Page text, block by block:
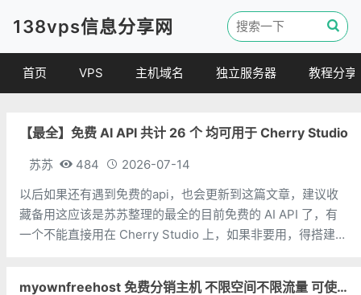
138vps信息分享网
首页 VPS
便宜VPS
VPS评测
主机域名
虚拟主机
独立服务器 教程分享
建站教程
其他教程
【最全】免费 AI API 共计 26 个 均可用于 Cherry Studio
苏苏 484
2026-07-14
以后如果还有遇到免费的api，也会更新到这篇文章，建议收
藏备用这应该是苏苏整理的最全的目前免费的 AI API 了，有
一个不能直接用在 Cherry Studio 上，如果非要用，得搭建中
myownfreehost 免费分销主机 不限空间不限流量 可使用免费域名申请